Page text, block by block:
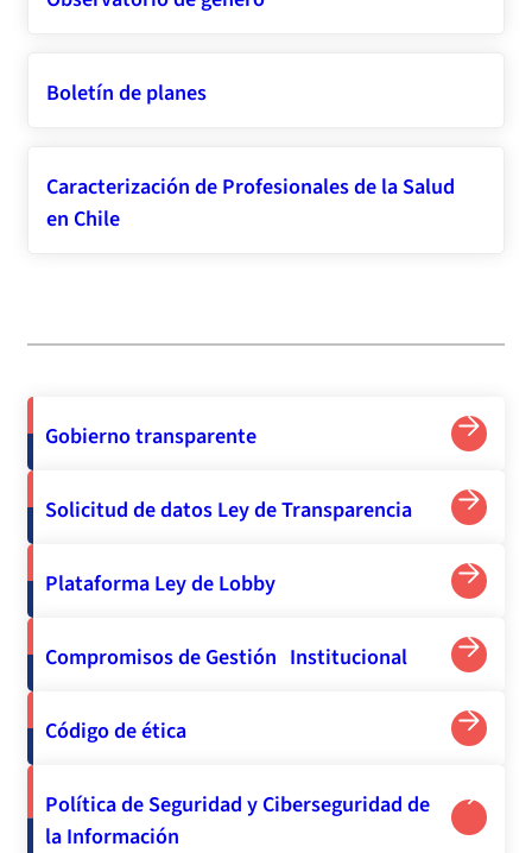
Boletín de planes
Caracterización de Profesionales de la Salud
en Chile
Gobierno transparente
Solicitud de datos Ley de Transparencia
Plataforma Ley de Lobby
Compromisos de Gestión Institucional
Código de ética
Política de Seguridad y Ciberseguridad de
la Información